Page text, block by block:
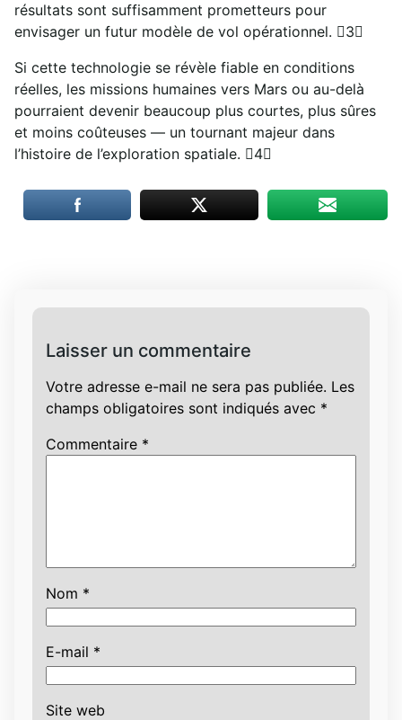
résultats sont suffisamment prometteurs pour
envisager un futur modèle de vol opérationnel. 3
Si cette technologie se révèle fiable en conditions
réelles, les missions humaines vers Mars ou au-delà
pourraient devenir beaucoup plus courtes, plus sûres
et moins coûteuses — un tournant majeur dans
l’histoire de l’exploration spatiale. 4
Laisser un commentaire
Votre adresse e-mail ne sera pas publiée. Les
champs obligatoires sont indiqués avec *
Commentaire *
Nom *
E-mail *
Site web